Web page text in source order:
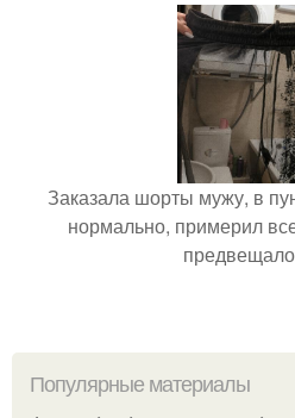
Заказала шорты мужу, в
нормально, примерил
Популярные материалы